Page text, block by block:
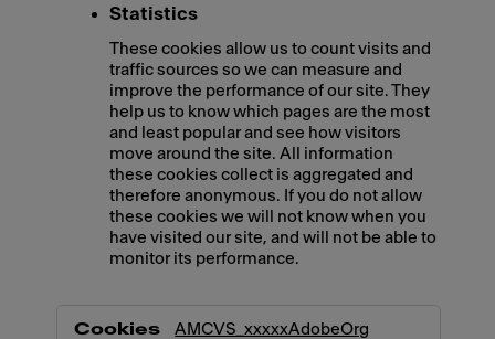
Statistics
These cookies allow us to count visits and
traffic sources so we can measure and
improve the performance of our site. They
help us to know which pages are the most
and least popular and see how visitors
move around the site. All information
these cookies collect is aggregated and
therefore anonymous. If you do not allow
these cookies we will not know when you
have visited our site, and will not be able to
monitor its performance.
AMCVS_xxxxxAdobeOrg